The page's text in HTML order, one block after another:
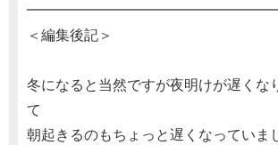
＜編集後記＞
冬になると当然ですが夜明けが遅くな
て
朝起きるのもちょっと遅くなっていま